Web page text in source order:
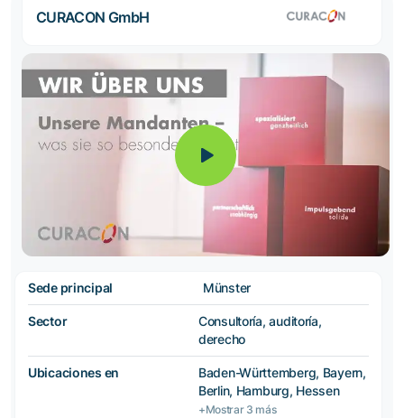
CURACON GmbH
Sede principal Münster
Sector
Consultoría, auditoría,
derecho
Ubicaciones en
Baden-Württemberg, Bayern,
Berlin, Hamburg, Hessen
+Mostrar 3 más